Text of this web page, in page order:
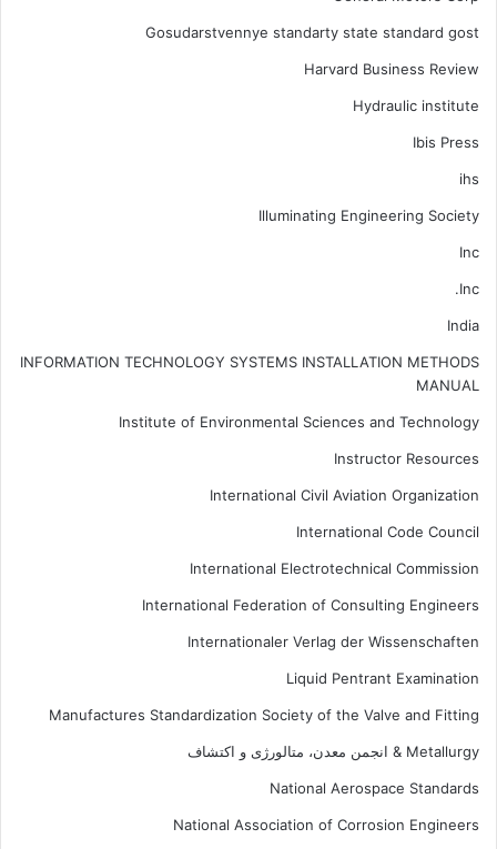
Gosudarstvennye standarty state standard gost
Harvard Business Review
Hydraulic institute
Ibis Press
ihs
Illuminating Engineering Society
Inc
Inc.
India
INFORMATION TECHNOLOGY SYSTEMS INSTALLATION METHODS
MANUAL
Institute of Environmental Sciences and Technology
Instructor Resources
International Civil Aviation Organization
International Code Council
International Electrotechnical Commission
International Federation of Consulting Engineers
Internationaler Verlag der Wissenschaften
Liquid Pentrant Examination
Manufactures Standardization Society of the Valve and Fitting
Metallurgy & انجمن معدن، متالورژی و اکتشاف
National Aerospace Standards
National Association of Corrosion Engineers